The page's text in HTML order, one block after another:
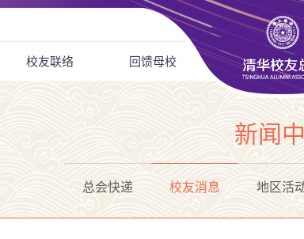
校友联络 回馈母校
新闻
总会快递 校友消息 地区活